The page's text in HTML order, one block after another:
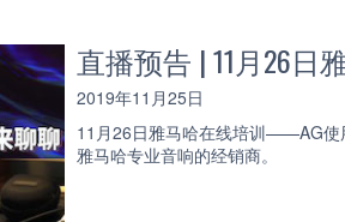
直播预告 | 11月26日
2019年11月25日
11月26日雅马哈在线培训——AG使
雅马哈专业音响的经销商。